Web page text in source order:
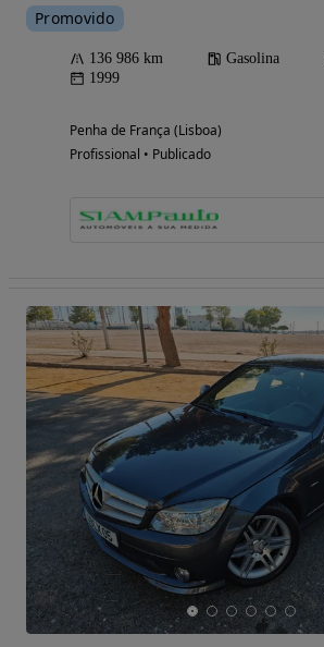
Promovido
136 986 km Gasolina
1999
Penha de França (Lisboa)
Profissional • Publicado